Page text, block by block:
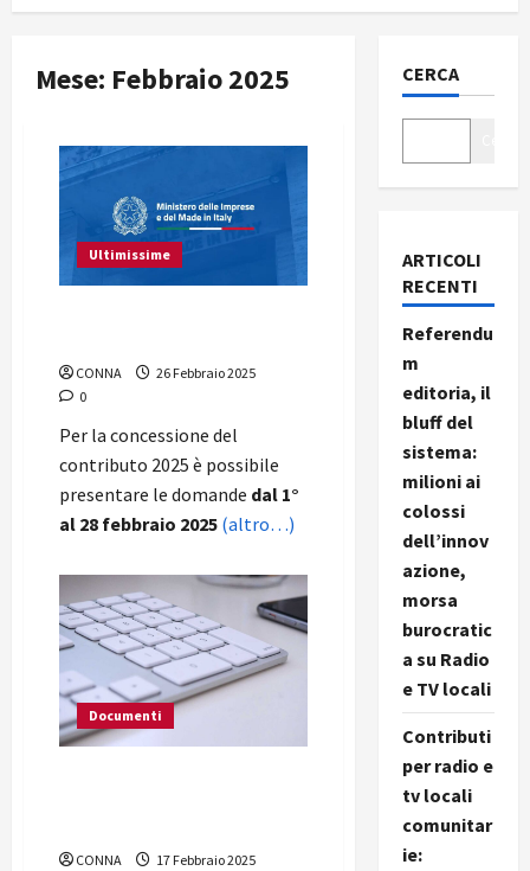
Mese: Febbraio 2025
Ultimissime
CONNA
26 Febbraio 2025
0
Per la concessione del
contributo 2025 è possibile
presentare le domande dal 1°
al 28 febbraio 2025 (altro…)
Documenti
CONNA
17 Febbraio 2025
CERCA
ARTICOLI
RECENTI
Referendu
m
editoria, il
bluff del
sistema:
milioni ai
colossi
dell’innov
azione,
morsa
burocratic
a su Radio
e TV locali
Contributi
per radio e
tv locali
comunitar
ie: